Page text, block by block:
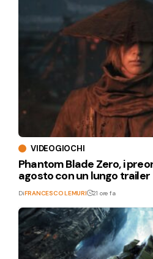
VIDEOGIOCHI
Phantom Blade Zero, i
agosto con un lungo trailer
DiFRANCESCO LEMURI 21 ore fa